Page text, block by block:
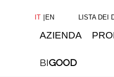
IT EN LISTA DEI
AZIENDA
BIGOOD